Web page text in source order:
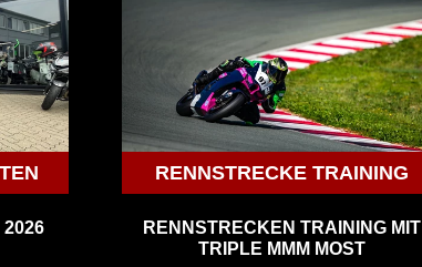
2026
RENNSTRECKE TRAINING
RENNSTRECKEN TRAINING MIT
TRIPLE MMM MOST